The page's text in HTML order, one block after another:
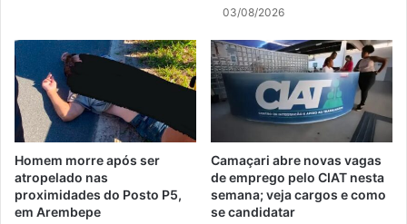
03/08/2026
Homem morre após ser
atropelado nas
proximidades do Posto P5,
em Arembepe
Camaçari abre novas vagas
de emprego pelo CIAT nesta
semana; veja cargos e como
se candidatar